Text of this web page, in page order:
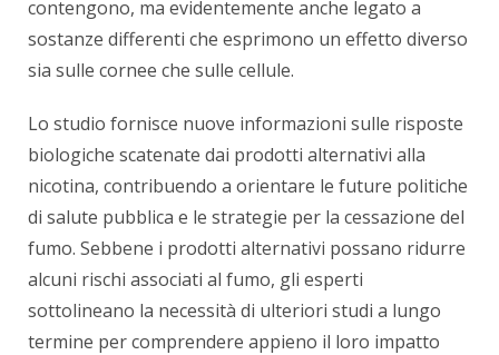
contengono, ma evidentemente anche legato a
sostanze differenti che esprimono un effetto diverso
sia sulle cornee che sulle cellule.
Lo studio fornisce nuove informazioni sulle risposte
biologiche scatenate dai prodotti alternativi alla
nicotina, contribuendo a orientare le future politiche
di salute pubblica e le strategie per la cessazione del
fumo. Sebbene i prodotti alternativi possano ridurre
alcuni rischi associati al fumo, gli esperti
sottolineano la necessità di ulteriori studi a lungo
termine per comprendere appieno il loro impatto